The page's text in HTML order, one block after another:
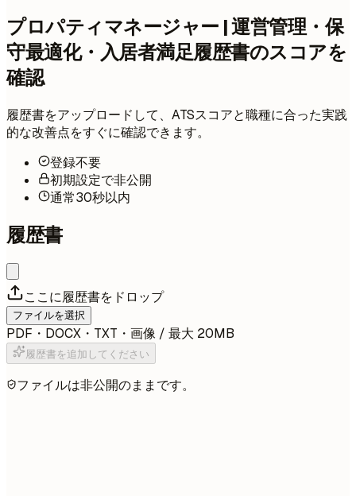
プロパティマネージャー | 運営管理・保
守最適化・入居者満足履歴書のスコアを
確認
履歴書をアップロードして、ATSスコアと職種に合った実践
的な改善点をすぐに確認できます。
登録不要
初期設定で非公開
通常30秒以内
履歴書
ここに履歴書をドロップ
ファイルを選択
PDF・DOCX・TXT・画像 / 最大 20MB
履歴書を追加してください
ファイルは非公開のままです。